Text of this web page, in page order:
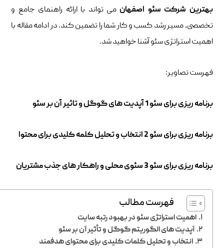
بهترین شرکت سئو اصفهان می ‌تواند با ارائه راهنمای جامع و
تخصصی، مسیر رشد کسب ‌و کار شما را تضمین کند. در ادامه مقاله با
اهمیت استراتژی سئو آشنا خواهید شد.
فهرست تصاویر:
برنامه‌ ریزی برای سئو 1 آپدیت های گوگل و تاثیر آن بر سئو
برنامه‌ ریزی برای سئو 2 انتخاب و تحلیل کلمه کلیدی برای محتوا
برنامه‌ ریزی برای سئو 3 سئوی محلی و راهکار های جذب مشتریان
فهرست مطالب
اهمیت استراتژی سئو در بهبود رتبه سایت
آپدیت‌ های الگوریتم گوگل و تأثیر آن بر سئو
انتخاب و تحلیل کلمات کلیدی برای محتوای هدفمند